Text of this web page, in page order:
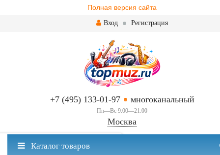
Полная версия сайта
Вход Регистрация
+7 (495) 133-01-97 многоканальный
Пн—Вс 9:00—21:00
Москва
Москва ваш город?
Каталог товаров